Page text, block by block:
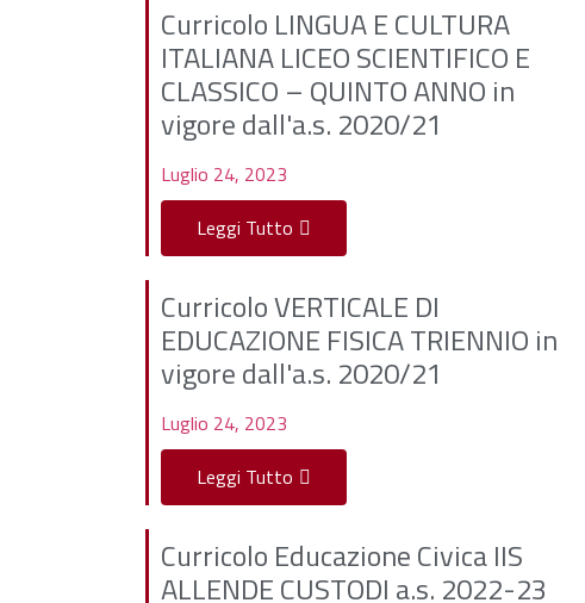
Curricolo LINGUA E CULTURA
ITALIANA LICEO SCIENTIFICO E
CLASSICO – QUINTO ANNO in
vigore dall'a.s. 2020/21
Luglio 24, 2023
Leggi Tutto
Curricolo VERTICALE DI
EDUCAZIONE FISICA TRIENNIO in
vigore dall'a.s. 2020/21
Luglio 24, 2023
Leggi Tutto
Curricolo Educazione Civica IIS
ALLENDE CUSTODI a.s. 2022-23